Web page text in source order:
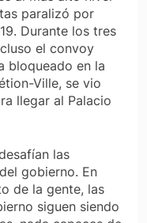
paralizó por
Durante los tres
el convoy
bloqueado en la
Ville, se vio
llegar al Palacio
las
gobierno. En
de la gente, las
siguen siendo